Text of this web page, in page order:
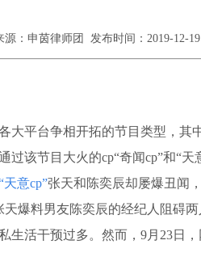
源：申茵律师团 发布时间：2019-12-
台争相开拓的节目类型，其
过该节目大火的cp“奇闻cp”和“
天意cp”张天和陈奕辰却屡爆丑闻
天爆料男友陈奕辰的经纪人阻碍
生活干预过多。然而，9月23日